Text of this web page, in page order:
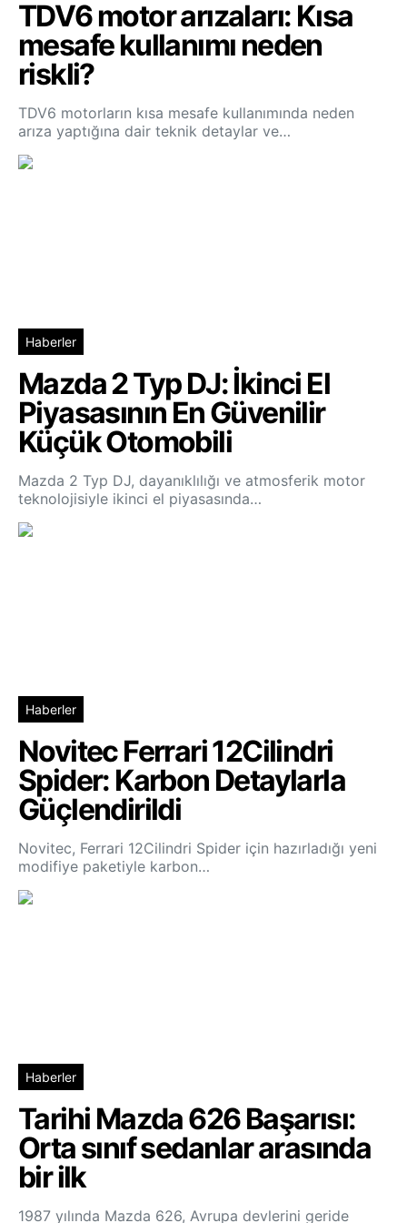
TDV6 motor arızaları: Kısa
mesafe kullanımı neden
riskli?
TDV6 motorların kısa mesafe kullanımında neden
arıza yaptığına dair teknik detaylar ve…
Haberler
Mazda 2 Typ DJ: İkinci El
Piyasasının En Güvenilir
Küçük Otomobili
Mazda 2 Typ DJ, dayanıklılığı ve atmosferik motor
teknolojisiyle ikinci el piyasasında…
Haberler
Novitec Ferrari 12Cilindri
Spider: Karbon Detaylarla
Güçlendirildi
Novitec, Ferrari 12Cilindri Spider için hazırladığı yeni
modifiye paketiyle karbon…
Haberler
Tarihi Mazda 626 Başarısı:
Orta sınıf sedanlar arasında
bir ilk
1987 yılında Mazda 626, Avrupa devlerini geride